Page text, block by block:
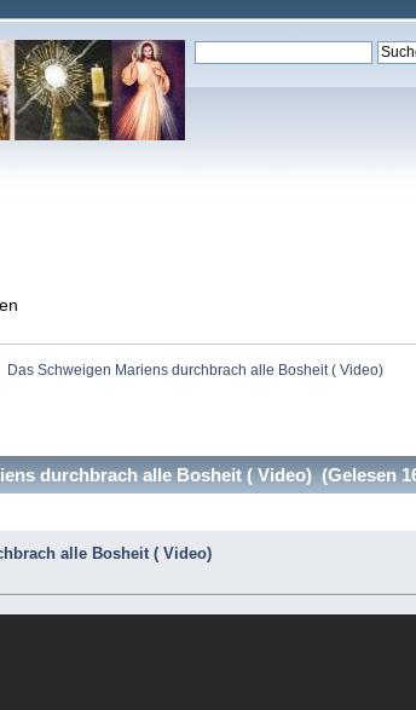
Das Schweigen Mariens durchbrach alle Bosheit ( Video)
durchbrach alle Bosheit ( Video) (Gelesen
alle Bosheit ( Video)